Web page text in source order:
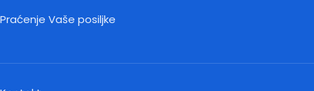
Praćenje Vaše posiljke